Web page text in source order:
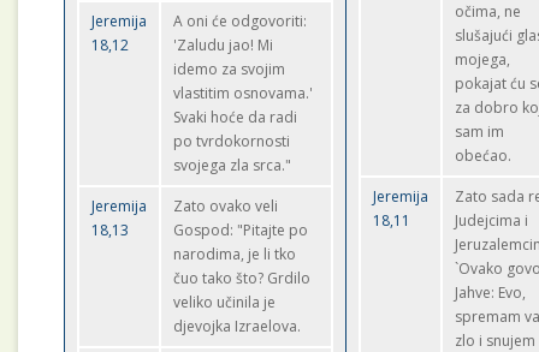
Jeremija
18,12
A oni će odgovoriti:
'Zaludu jao! Mi
idemo za svojim
vlastitim osnovama.'
Svaki hoće da radi
po tvrdokornosti
svojega zla srca."
Jeremija
18,13
Zato ovako veli
Gospod: "Pitajte po
narodima, je li tko
čuo tako što? Grdilo
veliko učinila je
djevojka Izraelova.
očima, ne
slušajući
mojega,
pokajat ću
za dobro
sam im
obećao.
Jeremija
18,11
Zato sada
Judejcima i
`Ovako
Jahve: Evo,
spremam
zlo i snujem